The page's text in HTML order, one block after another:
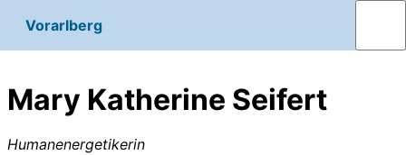
Vorarlberg
Mary Katherine Seifert
Humanenergetikerin